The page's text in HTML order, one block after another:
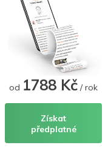
od 1788 Kč / rok
Získat
předplatné